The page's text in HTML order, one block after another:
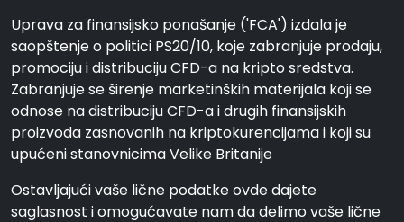
Uprava za finansijsko ponašanje ('FCA') izdala je
saopštenje o politici PS20/10, koje zabranjuje prodaju,
promociju i distribuciju CFD-a na kripto sredstva.
Zabranjuje se širenje marketinških materijala koji se
odnose na distribuciju CFD-a i drugih finansijskih
proizvoda zasnovanih na kriptokurencijama i koji su
upućeni stanovnicima Velike Britanije
Ostavljajući vaše lične podatke ovde dajete
saglasnost i omogućavate nam da delimo vaše lične